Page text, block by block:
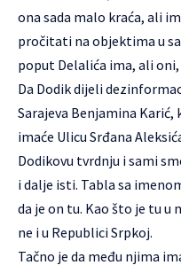
ona sada malo kraća, ali
pročitati na objektima u
poput Delalića ima, ali
Da Dodik dijeli
Sarajeva Benjamina Karić,
imaće Ulicu Srđana
Dodikovu tvrdnju i sami
i dalje isti. Tabla sa
da je on tu. Kao što je tu u
ne i u Republici Srpkoj.
Tačno je da među njima